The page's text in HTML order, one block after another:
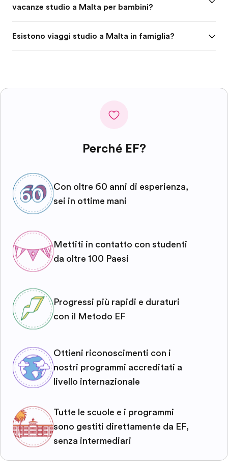
vacanze studio a Malta per bambini?
Esistono viaggi studio a Malta in famiglia?
Perché EF?
Con oltre 60 anni di esperienza,
sei in ottime mani
Mettiti in contatto con studenti
da oltre 100 Paesi
Progressi più rapidi e duraturi
con il Metodo EF
Ottieni riconoscimenti con i
nostri programmi accreditati a
livello internazionale
Tutte le scuole e i programmi
sono gestiti direttamente da EF,
senza intermediari